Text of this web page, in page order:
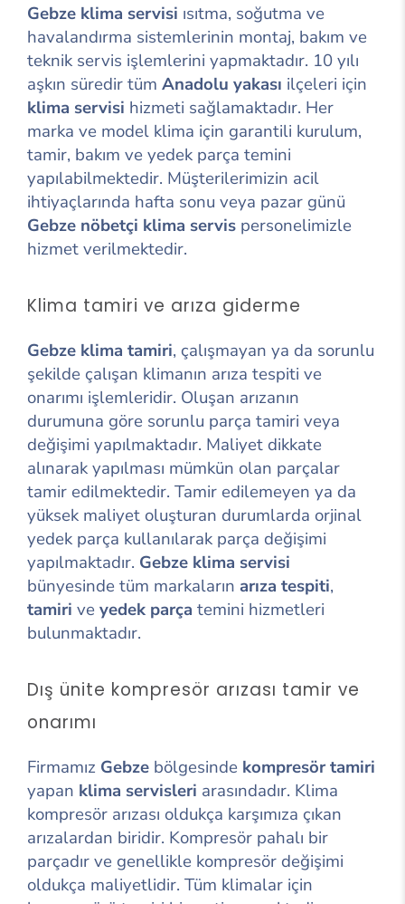
Gebze klima servisi ısıtma, soğutma ve
havalandırma sistemlerinin montaj, bakım ve
teknik servis işlemlerini yapmaktadır. 10 yılı
aşkın süredir tüm Anadolu yakası ilçeleri için
klima servisi hizmeti sağlamaktadır. Her
marka ve model klima için garantili kurulum,
tamir, bakım ve yedek parça temini
yapılabilmektedir. Müşterilerimizin acil
ihtiyaçlarında hafta sonu veya pazar günü
Gebze nöbetçi klima servis personelimizle
hizmet verilmektedir.
Klima tamiri ve arıza giderme
Gebze klima tamiri, çalışmayan ya da sorunlu
şekilde çalışan klimanın arıza tespiti ve
onarımı işlemleridir. Oluşan arızanın
durumuna göre sorunlu parça tamiri veya
değişimi yapılmaktadır. Maliyet dikkate
alınarak yapılması mümkün olan parçalar
tamir edilmektedir. Tamir edilemeyen ya da
yüksek maliyet oluşturan durumlarda orjinal
yedek parça kullanılarak parça değişimi
yapılmaktadır. Gebze klima servisi
bünyesinde tüm markaların arıza tespiti,
tamiri ve yedek parça temini hizmetleri
bulunmaktadır.
Dış ünite kompresör arızası tamir ve
onarımı
Firmamız Gebze bölgesinde kompresör tamiri
yapan klima servisleri arasındadır. Klima
kompresör arızası oldukça karşımıza çıkan
arızalardan biridir. Kompresör pahalı bir
parçadır ve genellikle kompresör değişimi
oldukça maliyetlidir. Tüm klimalar için